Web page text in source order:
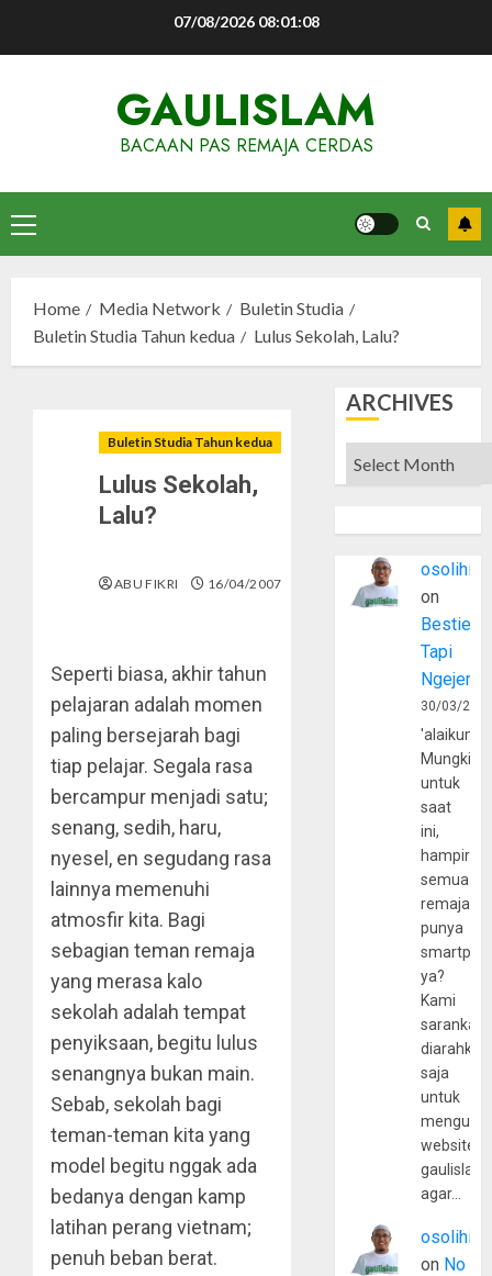
07/08/2026 08:01:09
GAULISLAM
BACAAN PAS REMAJA CERDAS
Primary
Menu
Home Media Network
Buletin Studia
Buletin Studia Tahun kedua
Lulus Sekolah, Lalu?
Buletin Studia Tahun kedua
Lulus Sekolah,
Lalu?
ABU FIKRI 16/04/2007
Seperti biasa, akhir tahun
pelajaran adalah momen
paling bersejarah bagi
tiap pelajar. Segala rasa
bercampur menjadi satu;
senang, sedih, haru,
nyesel, en segudang rasa
lainnya memenuhi
atmosfir kita. Bagi
sebagian teman remaja
yang merasa kalo
sekolah adalah tempat
penyiksaan, begitu lulus
senangnya bukan main.
Sebab, sekolah bagi
teman-teman kita yang
model begitu nggak ada
bedanya dengan kamp
latihan perang vietnam;
penuh beban berat.
ARCHIVES
Archives
osolihin
on
Bestie
Tapi
30/03/
Mungkin
untuk
saat
ini,
hampir
semua
remaja
punya
ya?
Kami
sarankan,
diarahkan
saja
untuk
website
agar…
osolihin
on No